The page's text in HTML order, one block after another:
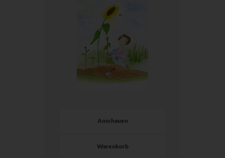
Anschauen
Warenkorb